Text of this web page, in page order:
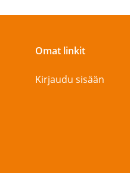
Omat linkit
Kirjaudu sisään